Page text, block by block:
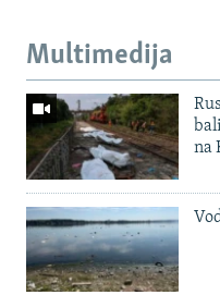
Multimedija
na